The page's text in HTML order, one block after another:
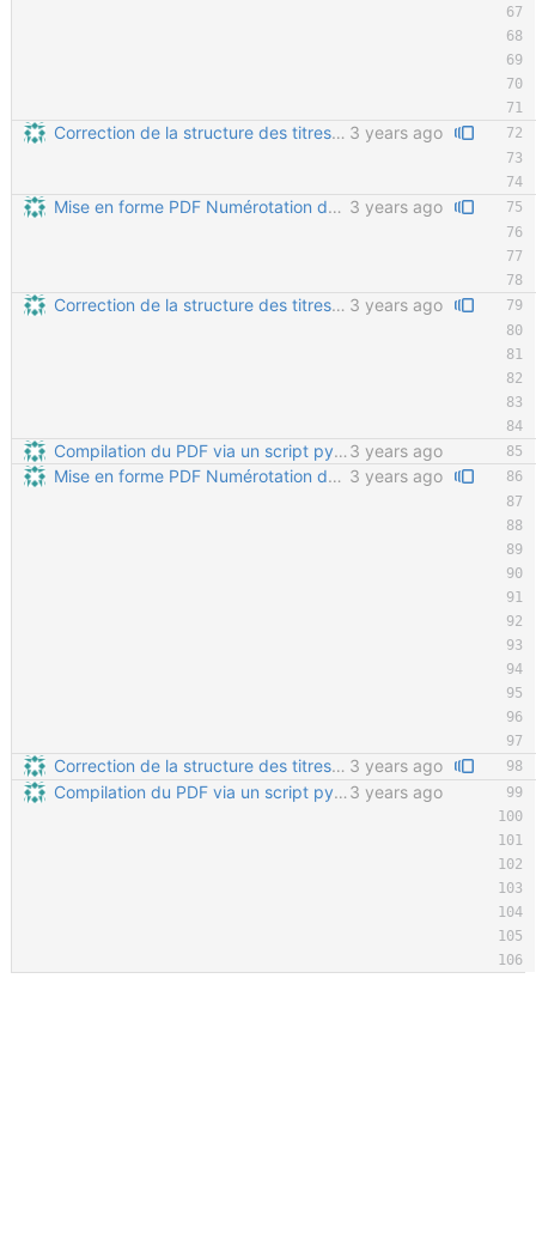
Correction de la structure des titres Tous les titres étaients imbriqués dans "Avant propos" ; maintenant "avant propos" est au même niveau que "Documentation" etc. 3 years ago
Mise en forme PDF Numérotation des titres (niveaux 1 et 2) L'avant propos n'est pas numéroté (et n'apparait pas dans la table des matières) Le titre principal du document n'est pas un niveau de titre normal Mise en forme de la première page 3 years ago
Correction de la structure des titres Tous les titres étaients imbriqués dans "Avant propos" ; maintenant "avant propos" est au même niveau que "Documentation" etc. 3 years ago
Compilation du PDF via un script python Permet de gérer automatiquement le nombre de pages de la table des matières, le nombre de pages total du PDF, et de ne le re-généré que si le nombre de pages a changé dans le CSS. 3 years ago
Mise en forme PDF Numérotation des titres (niveaux 1 et 2) L'avant propos n'est pas numéroté (et n'apparait pas dans la table des matières) Le titre principal du document n'est pas un niveau de titre normal Mise en forme de la première page 3 years ago
Correction de la structure des titres Tous les titres étaients imbriqués dans "Avant propos" ; maintenant "avant propos" est au même niveau que "Documentation" etc. 3 years ago
Compilation du PDF via un script python Permet de gérer automatiquement le nombre de pages de la table des matières, le nombre de pages total du PDF, et de ne le re-généré que si le nombre de pages a changé dans le CSS. 3 years ago